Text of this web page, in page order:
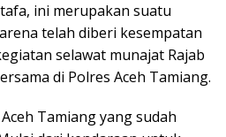
ini merupakan suatu
telah diberi kesempatan
selawat munajat Rajab
di Polres Aceh Tamiang.
Tamiang yang sudah